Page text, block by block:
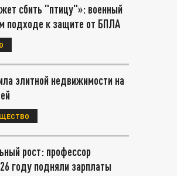
сбить "птицу"»: военный
подходе к защите от БПЛА
элитной недвижимости на
рост: профессор
году подняли зарплаты